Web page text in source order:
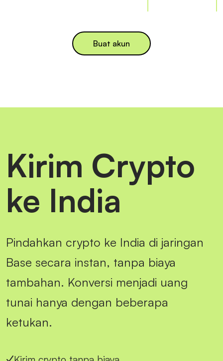
Buat akun
Kirim Crypto
ke India
Pindahkan crypto ke India di jaringan
Base secara instan, tanpa biaya
tambahan. Konversi menjadi uang
tunai hanya dengan beberapa
ketukan.